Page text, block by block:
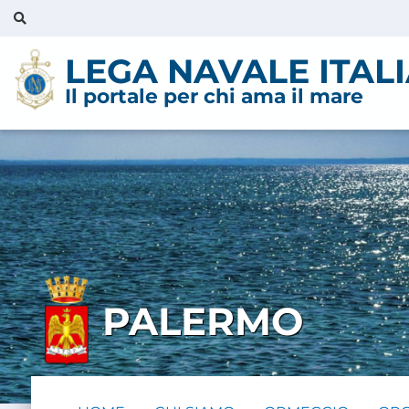
LEGA NAVALE
Il portale per chi ama il mare
PALERMO